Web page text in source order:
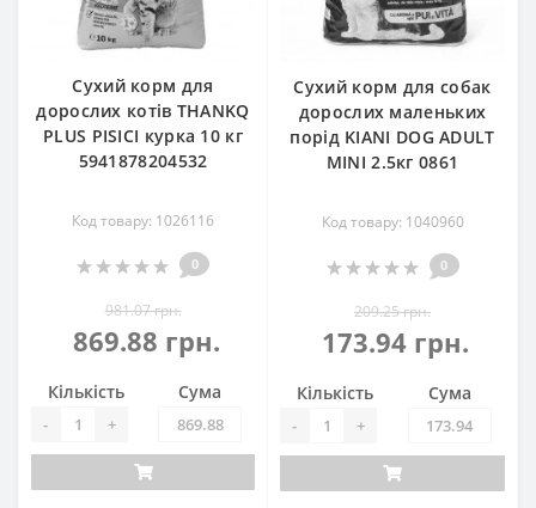
Сухий корм для
дорослих котів THANKQ
PLUS PISICI курка 10 кг
5941878204532
Код товару: 1026116
0
981.07 грн.
869.88 грн.
Кількість
- +
Сума
Сухий корм для собак
дорослих маленьких
порід KIANI DOG ADULT
MINI 2.5кг 0861
Код товару: 1040960
0
209.25 грн.
173.94 грн.
Кількість
- +
Сума